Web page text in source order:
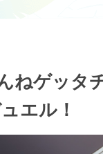
ねゲッタ
エル！